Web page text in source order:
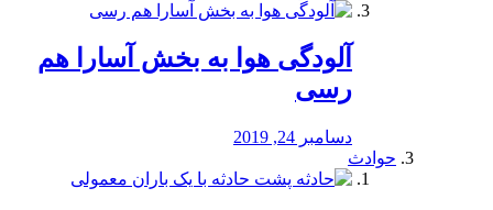
آلودگی هوا به بخش آسارا هم
رسی
دسامبر 24, 2019
حوادث